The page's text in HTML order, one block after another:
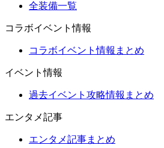
全装備一覧
コラボイベント情報
コラボイベント情報まとめ
イベント情報
過去イベント攻略情報まとめ
エンタメ記事
エンタメ記事まとめ